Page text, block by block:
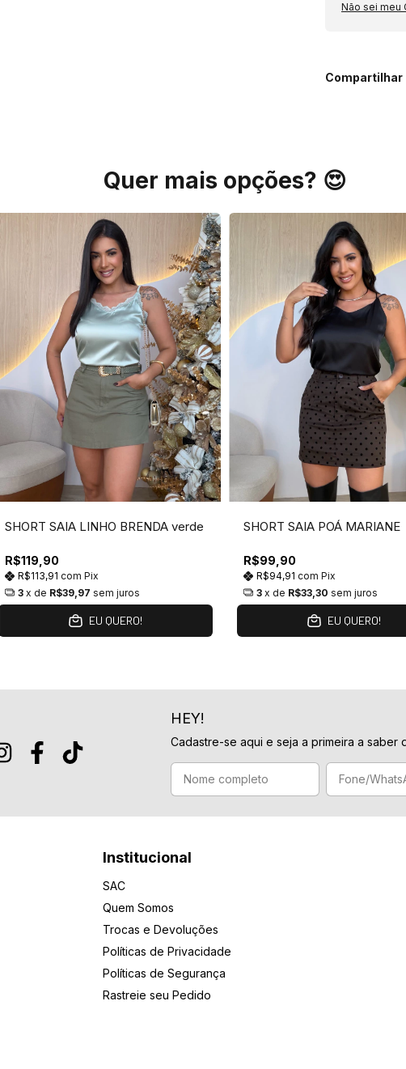
Não sei meu
Compartilhar
Quer mais opções? 😍
SHORT SAIA LINHO BRENDA verde
R$119,90
R$113,91 com Pix
3 x de R$39,97 sem juros
EU QUERO!
SHORT SAIA POÁ MARIANE
R$99,90
R$94,91 com Pix
3 x de R$33,30 sem juros
EU QUERO!
HEY!
Cadastre-se aqui e seja a primeira a saber
Institucional
SAC
Quem Somos
Trocas e Devoluções
Políticas de Privacidade
Políticas de Segurança
Rastreie seu Pedido